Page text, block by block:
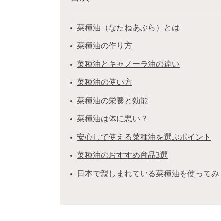
菜種油（なたねあぶら）とは
菜種油の作り方
菜種油とキャノーラ油の違い
菜種油の使い方
菜種油の栄養と効能
菜種油は体に悪い？
安心して使える菜種油を選ぶポイント
菜種油のおすすめ商品3選
日本で親しまれている菜種油を使ってみ